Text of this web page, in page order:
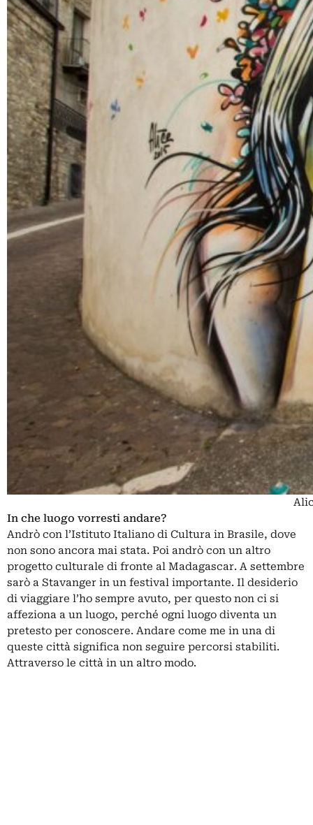
In che luogo vorresti andare?
Andrò con l’Istituto Italiano di Cultura in Brasile, dove
non sono ancora mai stata. Poi andrò con un altro
progetto culturale di fronte al Madagascar. A settembre
sarò a Stavanger in un festival importante. Il desiderio
di viaggiare l’ho sempre avuto, per questo non ci si
affeziona a un luogo, perché ogni luogo diventa un
pretesto per conoscere. Andare come me in una di
queste città significa non seguire percorsi stabiliti.
Attraverso le città in un altro modo.